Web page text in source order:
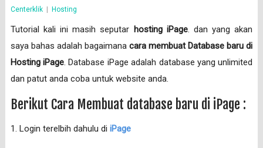
Centerklik Hosting
Tutorial kali ini masih seputar hosting iPage. dan yang akan
saya bahas adalah bagaimana cara membuat Database baru di
Hosting iPage. Database iPage adalah database yang unlimited
dan patut anda coba untuk website anda.
Berikut Cara Membuat database baru di iPage :
1. Login terelbih dahulu di iPage